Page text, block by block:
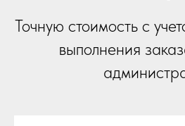
Точную стоимость с
выполнения